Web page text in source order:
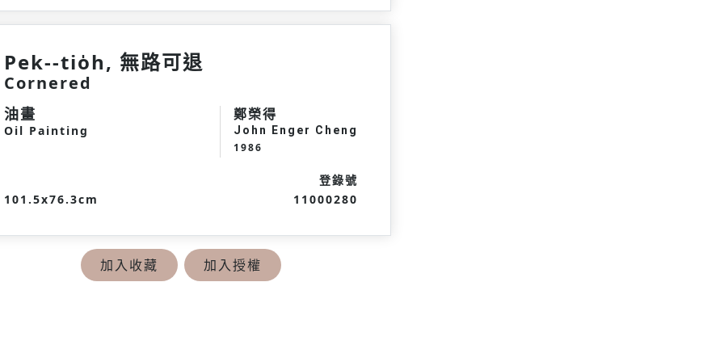
Pek--tio̍h, 無路可退
Cornered
油畫
Oil Painting
鄭榮得
John Enger Cheng
1986
101.5x76.3cm
登錄號
11000280
加入收藏 加入授權